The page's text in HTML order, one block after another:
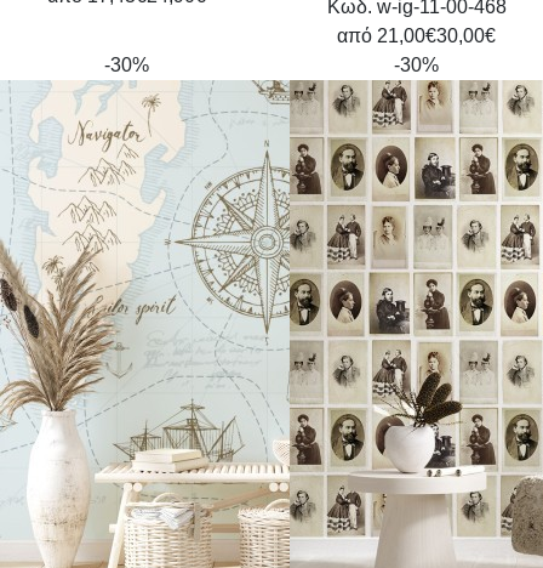
Κωδ. w-ig-11-00-468
από 21,00€30,00€
-30%
-30%